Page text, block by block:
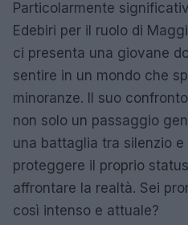
Particolarmente
Edebiri per il ruolo di
ci presenta una giovane
sentire in un mondo che
minoranze. Il suo
non solo un passaggio
una battaglia tra silenzio
proteggere il proprio
affrontare la realtà. Sei
così intenso e attuale?